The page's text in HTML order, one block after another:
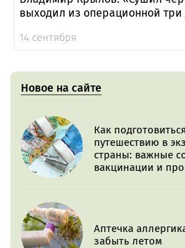
выходил из операционной три
14 сентября
Новое на сайте
Как
путешествию в
страны: важные
вакцинации и
Аптечка
забыть летом